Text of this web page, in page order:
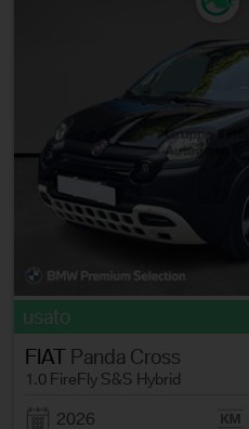
usato
FIAT Panda Cross
1.0 FireFly S&S Hybrid
2026